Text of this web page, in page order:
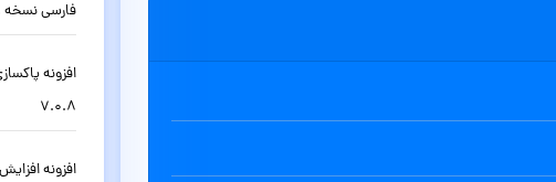
فارسی نسخه 3.0.118
7.0.8